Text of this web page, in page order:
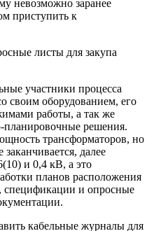
невозможно заранее
приступить к
листы для закупа
участники процесса
своим оборудованием, его
работы, а так же
решения.
трансформаторов, но
далее
и 0,4 кВ, а это
планов расположения
спецификации и опросные
кабельные журналы для